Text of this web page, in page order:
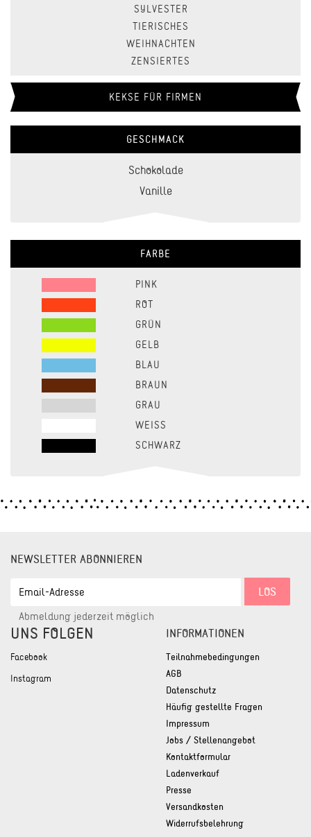
SYLVESTER
TIERISCHES
WEIHNACHTEN
ZENSIERTES
KEKSE FÜR FIRMEN
GESCHMACK
Schokolade
Vanille
FARBE
PINK
ROT
GRÜN
GELB
BLAU
BRAUN
GRAU
WEISS
SCHWARZ
NEWSLETTER ABONNIEREN
ADRESSE
LOS
Abmeldung jederzeit möglich
UNS FOLGEN
Facebook
Instagram
INFORMATIONEN
Teilnahmebedingungen
AGB
Datenschutz
Häufig gestellte Fragen
Impressum
Jobs / Stellenangebot
Kontaktformular
Ladenverkauf
Presse
Versandkosten
Widerrufsbelehrung